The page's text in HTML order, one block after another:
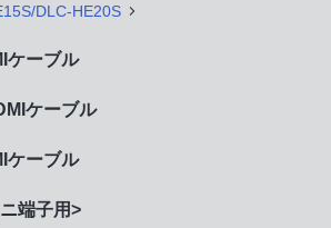
DLC-HE20S
ケーブル
ケーブル
ケーブル
端子用>